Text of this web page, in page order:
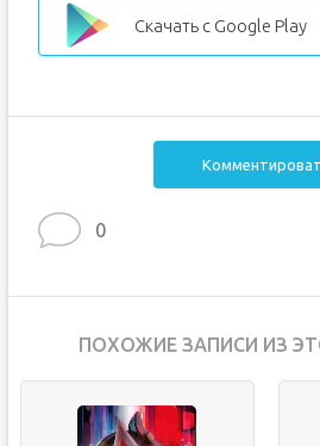
Скачать с Google Play
0
ПОХОЖИЕ ЗАПИСИ ИЗ